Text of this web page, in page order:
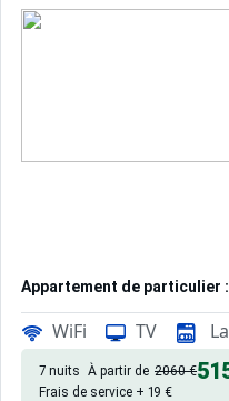
Appartement de particulier :
WiFi
TV
7 nuits À partir de 2060 €
Frais de service + 19 €